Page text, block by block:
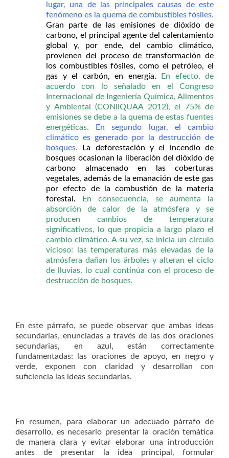
lugar, una de las principales causas de este
fenómeno es la quema de combustibles fósiles.
Gran parte de las emisiones de dióxido de
carbono, el principal agente del calentamiento
global y, por ende, del cambio climático,
provienen del proceso de transformación de
los combustibles fósiles, como el petróleo, el
gas y el carbón, en energía. En efecto, de
acuerdo con lo señalado en el Congreso
Internacional de Ingeniería Química, Alimentos
y Ambiental (CONIIQUAA 2012), el 75% de
emisiones se debe a la quema de estas fuentes
energéticas.
En segundo lugar, el cambio
climático es generado por la destrucción de
bosques.
La deforestación y el incendio de
bosques ocasionan la liberación del dióxido de
carbono almacenado en las coberturas
vegetales, además de la emanación de este gas
por efecto de la combustión de la materia
forestal. En consecuencia, se aumenta la
absorción de calor de la atmósfera y se
producen cambios de temperatura
significativos, lo que propicia a largo plazo el
cambio climático. A su vez, se inicia un círculo
vicioso: las temperaturas más elevadas de la
atmósfera dañan los árboles y alteran el ciclo
de lluvias, lo cual continúa con el proceso de
destrucción de bosques.
En este párrafo, se puede observar que ambas ideas
secundarias, enunciadas a través de las dos oraciones
secundarias, en azul, están correctamente
fundamentadas: las oraciones de apoyo, en negro y
verde, exponen con claridad y desarrollan con
suficiencia las ideas secundarias.
En resumen, para elaborar un adecuado párrafo de
desarrollo, es necesario presentar la oración temática
de manera clara y evitar elaborar una introducción
antes de presentar la idea principal, formular